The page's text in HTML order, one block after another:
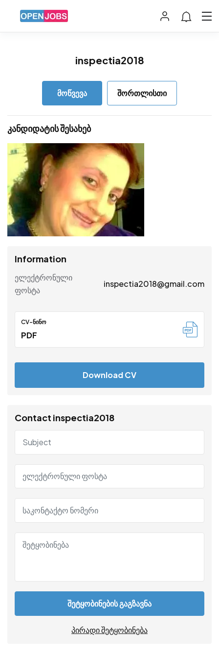
inspectia2018
მოწვევა შორთლისთი
კანდიდატის შესახებ
Information
ელექტრონული
ფოსტა
inspectia2018@gmail.com
CV-ᲜᲘᲜᲝ
PDF
Download CV
Contact inspectia2018
შეტყობინების გაგზავნა
პირადი შეტყობინება